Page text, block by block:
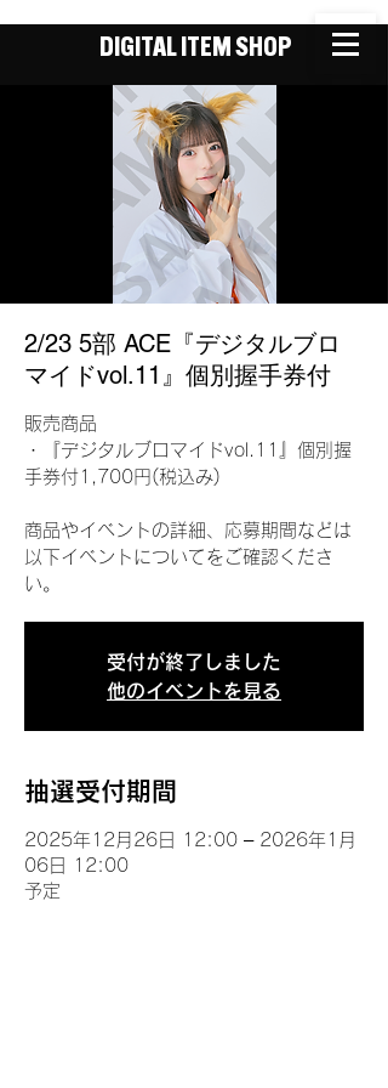
DIGITAL ITEM SHOP
2/23 5部 ACE『デジタルブロ
マイドvol.11』個別握手券付
販売商品
・『デジタルブロマイドvol.11』個別握
手券付1,700円(税込み)
商品やイベントの詳細、応募期間などは
以下イベントについてをご確認くださ
い。
受付が終了しました
他のイベントを見る
抽選受付期間
2025年12月26日 12:00 – 2026年1月
06日 12:00
予定